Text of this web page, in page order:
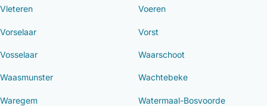
Vleteren Voeren
Vorselaar Vorst
Vosselaar Waarschoot
Waasmunster Wachtebeke
Waregem Watermaal-Bosvoorde